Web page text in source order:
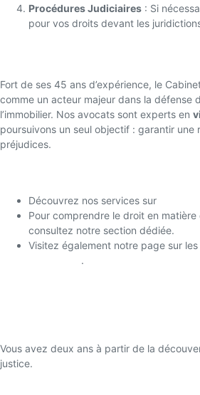
Procédures Judiciaires : Si
pour vos droits devant les
Fort de ses 45 ans d’expérience, le
comme un acteur majeur dans la défense
l’immobilier. Nos avocats sont experts en
poursuivons un seul objectif : garantir une
préjudices.
Découvrez nos services sur
Pour comprendre le droit en matière
consultez notre section dédiée.
Visitez également notre page sur les
.
Vous avez deux ans à partir de la
justice.